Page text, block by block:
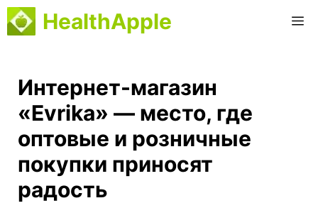
Перейти
до
HealthApple
Интернет-магазин
«Evrika» — место, где
оптовые и розничные
покупки приносят
радость